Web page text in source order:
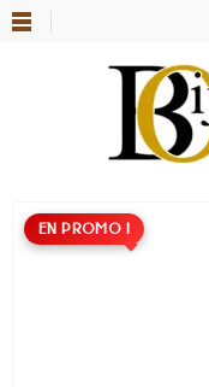
EN PROMO !